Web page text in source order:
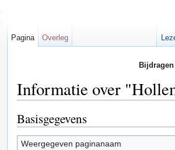
Informatie over
Basisgegevens
Weergegeven paginanaam
Pagina Overleg